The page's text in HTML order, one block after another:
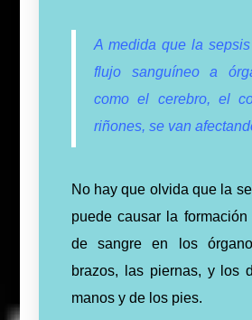
A medida que la
flujo sanguíneo a
como el cerebro, el
riñones, se van
No hay que olvida que la
puede causar la
de sangre en los
brazos, las piernas, y los
manos y de los pies.